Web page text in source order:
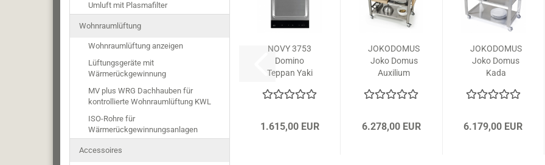
NOVY 3753
Domino
Teppan Yaki
Induktion
1.615,00 EUR
JOKODOMUS
Joko Domus
Auxilium
697110
6.278,00 EUR
JOKODOMUS
Joko Domus
Kada
669110
6.179,00 EUR
Umluft mit Plasmafilter
Wohnraumlüftung
Wohnraumlüftung anzeigen
Lüftungsgeräte mit
Wärmerückgewinnung
MV plus WRG Dachhauben für
kontrollierte Wohnraumlüftung KWL
ISO-Rohre für
Wärmerückgewinnungsanlagen
Accessoires